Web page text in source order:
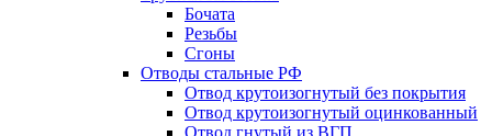
Бочата
Резьбы
Сгоны
Отводы стальные РФ
Отвод крутоизогнутый без покрытия
Отвод крутоизогнутый оцинкованный
Отвод гнутый из ВГП